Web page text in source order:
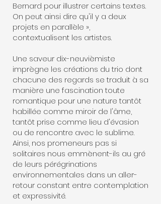
Bernard pour illustrer certains textes.
On peut ainsi dire qu'il y a deux
projets en parallèle »,
contextualisent les artistes.
Une saveur dix-neuvièmiste
imprègne les créations du trio dont
chacune des regards se traduit à sa
manière une fascination toute
romantique pour une nature tantôt
habillée comme miroir de l'âme,
tantôt prise comme lieu d'évasion
ou de rencontre avec le sublime.
Ainsi, nos promeneurs pas si
solitaires nous emmènent-ils au gré
de leurs pérégrinations
environnementales dans un aller-
retour constant entre contemplation
et expressivité.